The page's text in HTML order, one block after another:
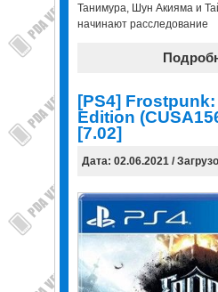
Танимура, Шун Акияма и
начинают расследование
[PS4]
Edition
[7.02]
Дата: 02.06.2021 /